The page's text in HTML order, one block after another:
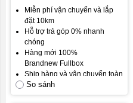
Miễn phí vận chuyển và lắp
đặt 10km
Hỗ trợ trả góp 0% nhanh
chóng
Hàng mới 100%
Brandnew Fullbox
Ship hàng và vận chuyển toàn
quốc
Gói bảo hành mặc định: Bảo
So sánh